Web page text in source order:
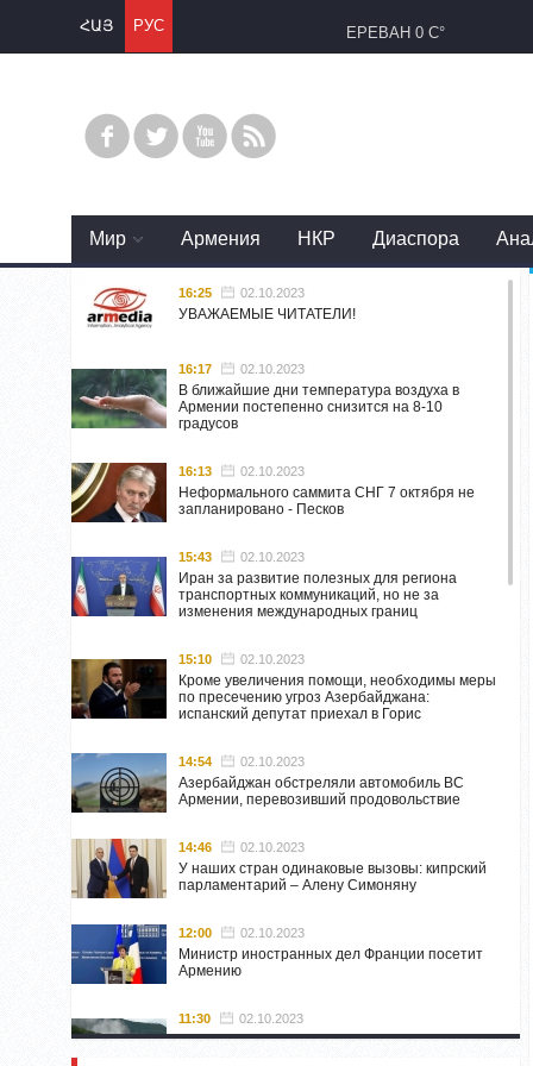
ՀԱՅ РУС ЕРЕВАН 0 C°
Mир Армения НКР Диаспора
16:25 02.10.2023
УВАЖАЕМЫЕ ЧИТАТЕЛИ!
16:17 02.10.2023
В ближайшие дни температура воздуха в
Армении постепенно снизится на 8-10
градусов
16:13 02.10.2023
Неформального саммита СНГ 7 октября не
запланировано - Песков
15:43 02.10.2023
Иран за развитие полезных для региона
транспортных коммуникаций, но не за
изменения международных границ
15:10 02.10.2023
Кроме увеличения помощи, необходимы меры
по пресечению угроз Азербайджана:
испанский депутат приехал в Горис
14:54 02.10.2023
Азербайджан обстреляли автомобиль ВС
Армении, перевозивший продовольствие
14:46 02.10.2023
У наших стран одинаковые вызовы: кипрский
парламентарий – Алену Симоняну
12:00 02.10.2023
Министр иностранных дел Франции посетит
Армению
11:30 02.10.2023
Самвел Шахраманян и группа ответственных